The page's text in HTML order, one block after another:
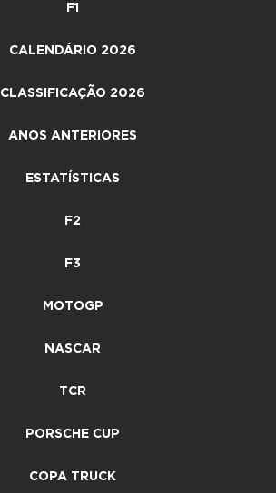
F1
CALENDÁRIO 2026
CLASSIFICAÇÃO 2026
ANOS ANTERIORES
ESTATÍSTICAS
F2
F3
MOTOGP
NASCAR
TCR
PORSCHE CUP
COPA TRUCK